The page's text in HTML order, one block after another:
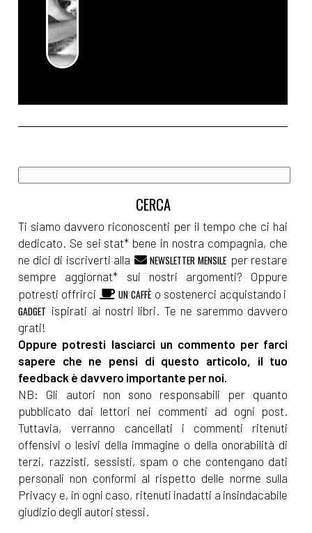
Ti siamo davvero riconoscenti per il tempo che ci hai
dedicato. Se sei stat* bene in nostra compagnia, che
ne dici di iscriverti alla
NEWSLETTER MENSILE per restare
sempre aggiornat* sui nostri argomenti? Oppure
potresti offrirci
UN CAFFÈ o sostenerci acquistando i
GADGET ispirati ai nostri libri. Te ne saremmo davvero
grati!
Oppure potresti lasciarci un commento per farci
sapere che ne pensi di questo articolo, il tuo
feedback è davvero importante per noi.
NB: Gli autori non sono responsabili per quanto
pubblicato dai lettori nei commenti ad ogni post.
Tuttavia, verranno cancellati i commenti ritenuti
offensivi o lesivi della immagine o della onorabilità di
terzi, razzisti, sessisti, spam o che contengano dati
personali non conformi al rispetto delle norme sulla
Privacy e, in ogni caso, ritenuti inadatti a insindacabile
giudizio degli autori stessi.